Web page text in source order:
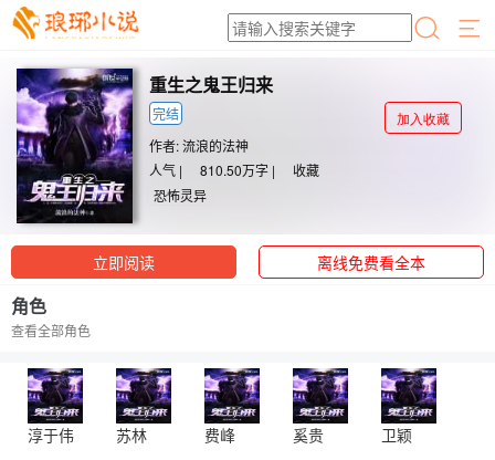
重生之鬼王归来
完结
加入收藏
作者:流浪的法神
人气 |
810.50万字 |
收藏
恐怖灵异
立即阅读 离线免费看全本
角色
查看全部角色
淳于伟 苏林 费峰 奚贵 卫颖